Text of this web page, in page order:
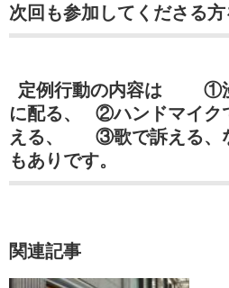
次回も参加してくださる方
定例行動の内容は ①漫
に配る、 ②ハンドマイク
える、 ③歌で訴える、
もありです。
関連記事